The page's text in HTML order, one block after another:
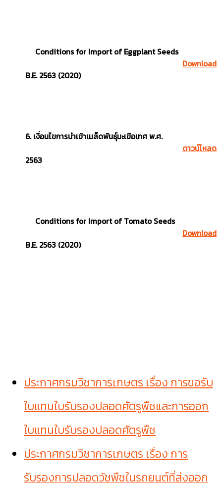
Conditions for Import of Eggplant Seeds
B.E. 2563 (2020)
Download
6. เงื่อนไขการนำเข้าเมล็ดพันธุ์มะเขือเทศ พ.ศ.
2563
ดาวน์โหลด
Conditions for Import of Tomato Seeds
B.E. 2563 (2020)
Download
ประกาศกรมวิชาการเกษตร เรื่อง การขอรับ
ใบแทนใบรับรองปลอดศัตรูพืชและการออก
ใบแทนใบรับรองปลอดศัตรูพืช
ประกาศกรมวิชาการเกษตร เรื่อง การ
รับรองการปลอดวัชพืชในรถยนต์ที่ส่งออก